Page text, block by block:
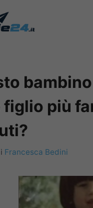
figlio più
Francesca Bedini